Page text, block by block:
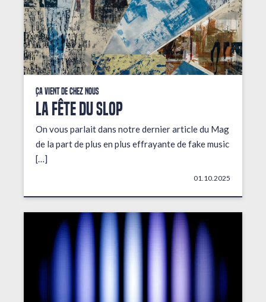
Ça vient de chez nous
LA FÊTE DU SLOP
On vous parlait dans notre dernier article du Mag
de la part de plus en plus effrayante de fake music
[…]
01.10.2025